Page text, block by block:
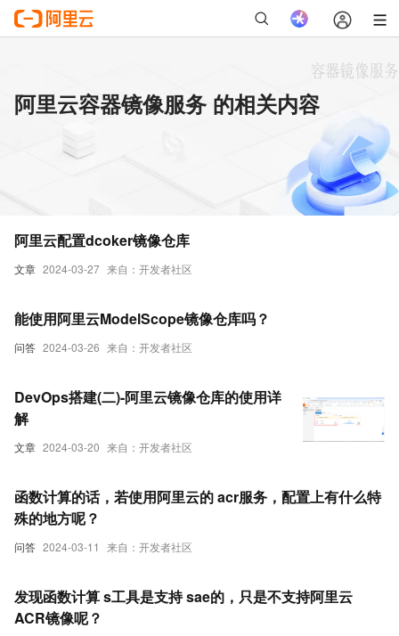
阿里云容器镜像服务 的相关内容
文章 2024-03-27 来自：开发者社区
阿里云配置dcoker镜像仓库
问答 2024-03-26 来自：开发者社区
能使用阿里云ModelScope镜像仓库吗？
文章 2024-03-20 来自：开发者社区
DevOps搭建(二)-阿里云镜像仓库的使用详
解
问答 2024-03-11 来自：开发者社区
函数计算的话，若使用阿里云的 acr服务，配置上有什么特
殊的地方呢？
发现函数计算 s工具是支持 sae的，只是不支持阿里云
ACR镜像呢？